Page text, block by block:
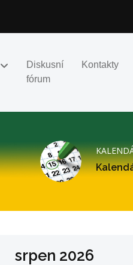
Diskusní
fórum
Kontakty
srpen 2026